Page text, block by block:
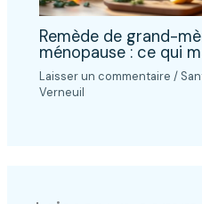
Remède de grand-
ménopause : ce qui
Laisser un commentaire /
Verneuil